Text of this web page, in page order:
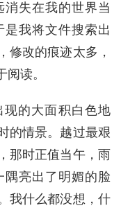
失在我的世界当
我将文件搜索出
修改的痕迹太多，
读。
的大面积白色地
的情景。越过最艰
那时正值当午，雨
亮出了明媚的脸
我什么都没想，什